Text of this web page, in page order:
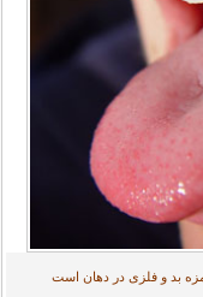
بد و فلزی در دهان است